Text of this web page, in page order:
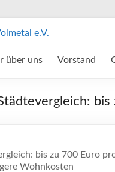
über uns Vorstand
bis zu 700 Euro
Wohnkosten